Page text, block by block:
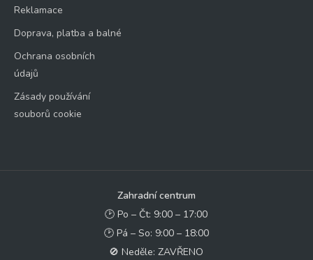
Reklamace
Doprava, platba a balné
Ochrana osobních
údajů
Zásady používání
souborů cookie
Zahradní centrum
🕑 Po – Čt: 9:00 – 17:00
🕑 Pá – So: 9:00 – 18:00
🚫 Neděle: ZAVŘENO